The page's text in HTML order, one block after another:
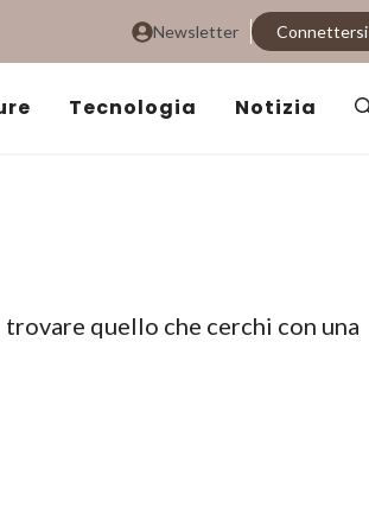
Newsletter Connettersi
Tecnologia Notizia
quello che cerchi con una